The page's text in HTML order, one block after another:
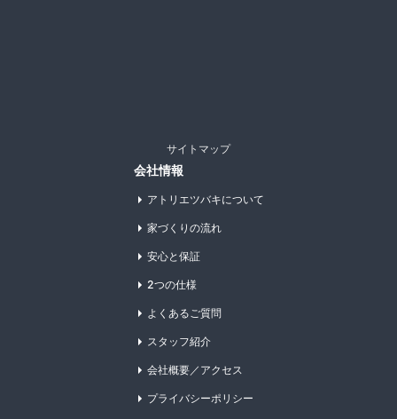
サイトマップ
会社情報
アトリエツバキについて
家づくりの流れ
安心と保証
2つの仕様
よくあるご質問
スタッフ紹介
会社概要／アクセス
プライバシーポリシー